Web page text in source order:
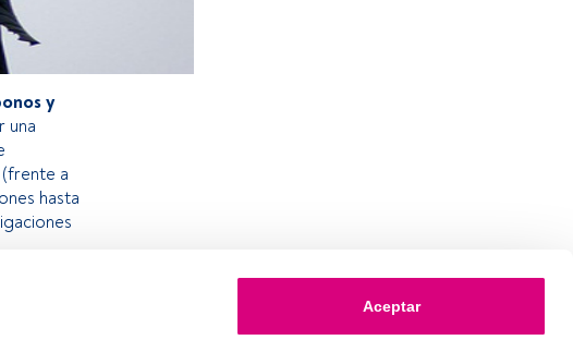
Aceptar
y
una
(frente a
hasta